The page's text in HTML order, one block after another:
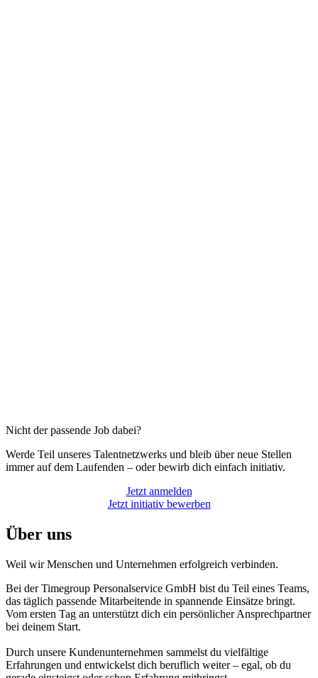
Nicht der passende Job dabei?
Werde Teil unseres Talentnetzwerks und bleib über neue Stellen
immer auf dem Laufenden – oder bewirb dich einfach initiativ.
Jetzt anmelden
Jetzt initiativ bewerben
Über uns
Weil wir Menschen und Unternehmen erfolgreich verbinden.
Bei der Timegroup Personalservice GmbH bist du Teil eines Teams,
das täglich passende Mitarbeitende in spannende Einsätze bringt.
Vom ersten Tag an unterstützt dich ein persönlicher Ansprechpartner
bei deinem Start.
Durch unsere Kundenunternehmen sammelst du vielfältige
Erfahrungen und entwickelst dich beruflich weiter – egal, ob du